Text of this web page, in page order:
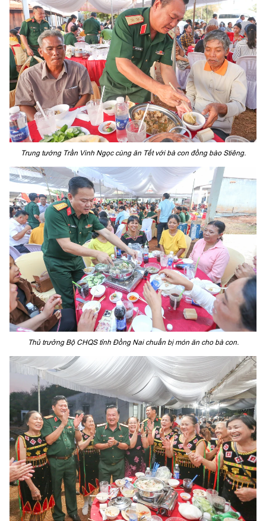
Trung tướng Trần Vinh Ngọc cùng ăn Tết với bà con đồng bào Stiêng.
Thủ trưởng Bộ CHQS tỉnh Đồng Nai chuẩn bị món ăn cho bà con.